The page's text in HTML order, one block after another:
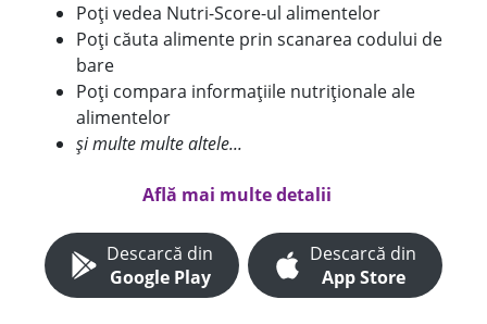
Poți vedea Nutri-Score-ul alimentelor
Poți căuta alimente prin scanarea codului de
bare
Poți compara informațiile nutriționale ale
alimentelor
și multe multe altele...
Află mai multe detalii
Descarcă din
Google Play
Descarcă din
App Store